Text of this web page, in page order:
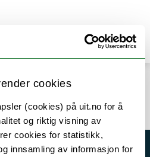
cookies
(cookies) på uit.no for å
og riktig visning av
cookies for statistikk,
innsamling av informasjon for
universitet Meny